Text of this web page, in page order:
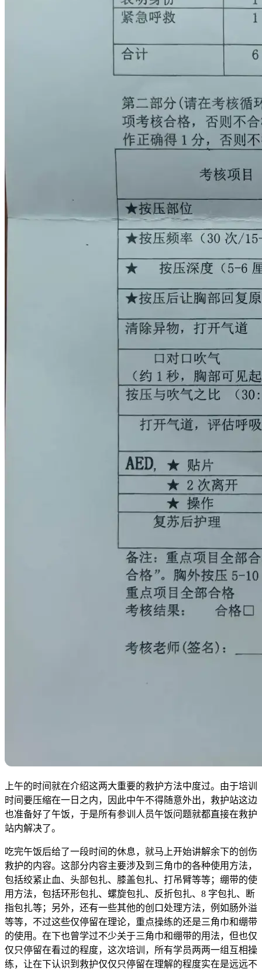
上午的时间就在介绍这两大重要的救护方法中度过。由于培训
时间要压缩在一日之内，因此中午不得随意外出，救护站这边
也准备好了午饭，于是所有参训人员午饭问题就都直接在救护
站内解决了。
吃完午饭后给了一段时间的休息，就马上开始讲解余下的创伤
救护的内容。这部分内容主要涉及到三角巾的各种使用方法，
包括绞紧止血、头部包扎、膝盖包扎、打吊臂等等；绷带的使
用方法，包括环形包扎、螺旋包扎、反折包扎、8 字包扎、断
指包扎等；另外，还有一些其他的创口处理方法，例如肠外溢
等等，不过这些仅停留在理论，重点操练的还是三角巾和绷带
的使用。在下也曾学过不少关于三角巾和绷带的用法，但也仅
仅只停留在看过的程度，这次培训，所有学员两两一组互相操
练，让在下认识到救护仅仅只停留在理解的程度实在是远远不